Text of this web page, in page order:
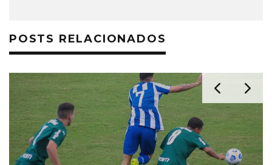
POSTS RELACIONADOS